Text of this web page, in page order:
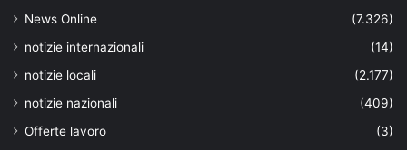
News Online
(7.326)
notizie internazionali
(14)
notizie locali
(2.177)
notizie nazionali
(409)
Offerte lavoro
(3)